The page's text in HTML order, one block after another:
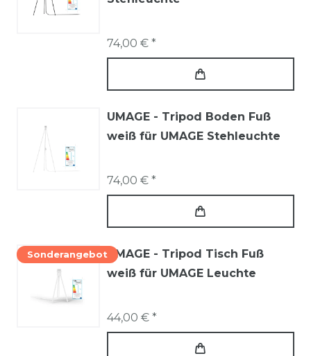
74,00 € *
UMAGE - Tripod Boden Fuß
weiß für UMAGE Stehleuchte
74,00 € *
SonderangebotUMAGE - Tripod Tisch Fuß
weiß für UMAGE Leuchte
44,00 € *